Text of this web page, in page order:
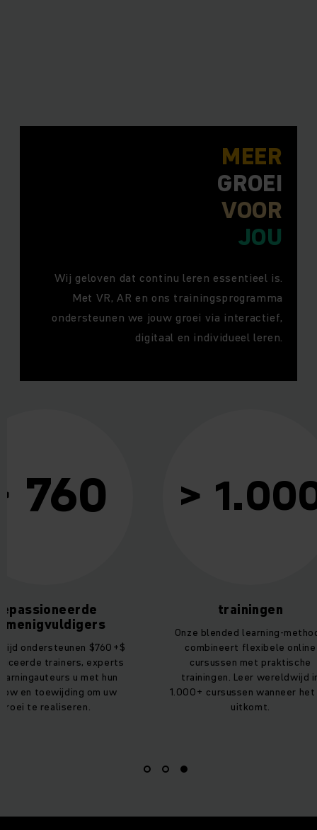
MEER
GROEI
VOOR
JOU
Wij geloven dat continu leren essentieel is.
Met VR, AR en ons trainingsprogramma
ondersteunen we jouw groei via interactief,
digitaal en individueel leren.
$760+$
trainers, experts
u met hun
toewijding om uw
realiseren.
> 1.000
trainingen
Onze blended learning-methode
combineert flexibele online
cursussen met praktische
trainingen. Leer wereldwijd in
1.000+ cursussen wanneer het jou
uitkomt.